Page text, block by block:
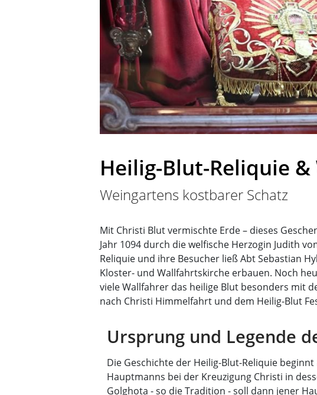
Heilig-Blut-Reliquie
Weingartens kostbarer Schatz
Mit Christi Blut vermischte Erde – dieses
Jahr 1094 durch die welfische Herzogin Judith
Reliquie und ihre Besucher ließ Abt Sebastian
Kloster- und Wallfahrtskirche erbauen. Noch
viele Wallfahrer das heilige Blut besonders mit
nach Christi Himmelfahrt und dem Heilig-Blut
Ursprung und Legende
Die Geschichte der Heilig-Blut-Reliquie
Hauptmanns bei der Kreuzigung Christi in
Golghota - so die Tradition - soll dann jener